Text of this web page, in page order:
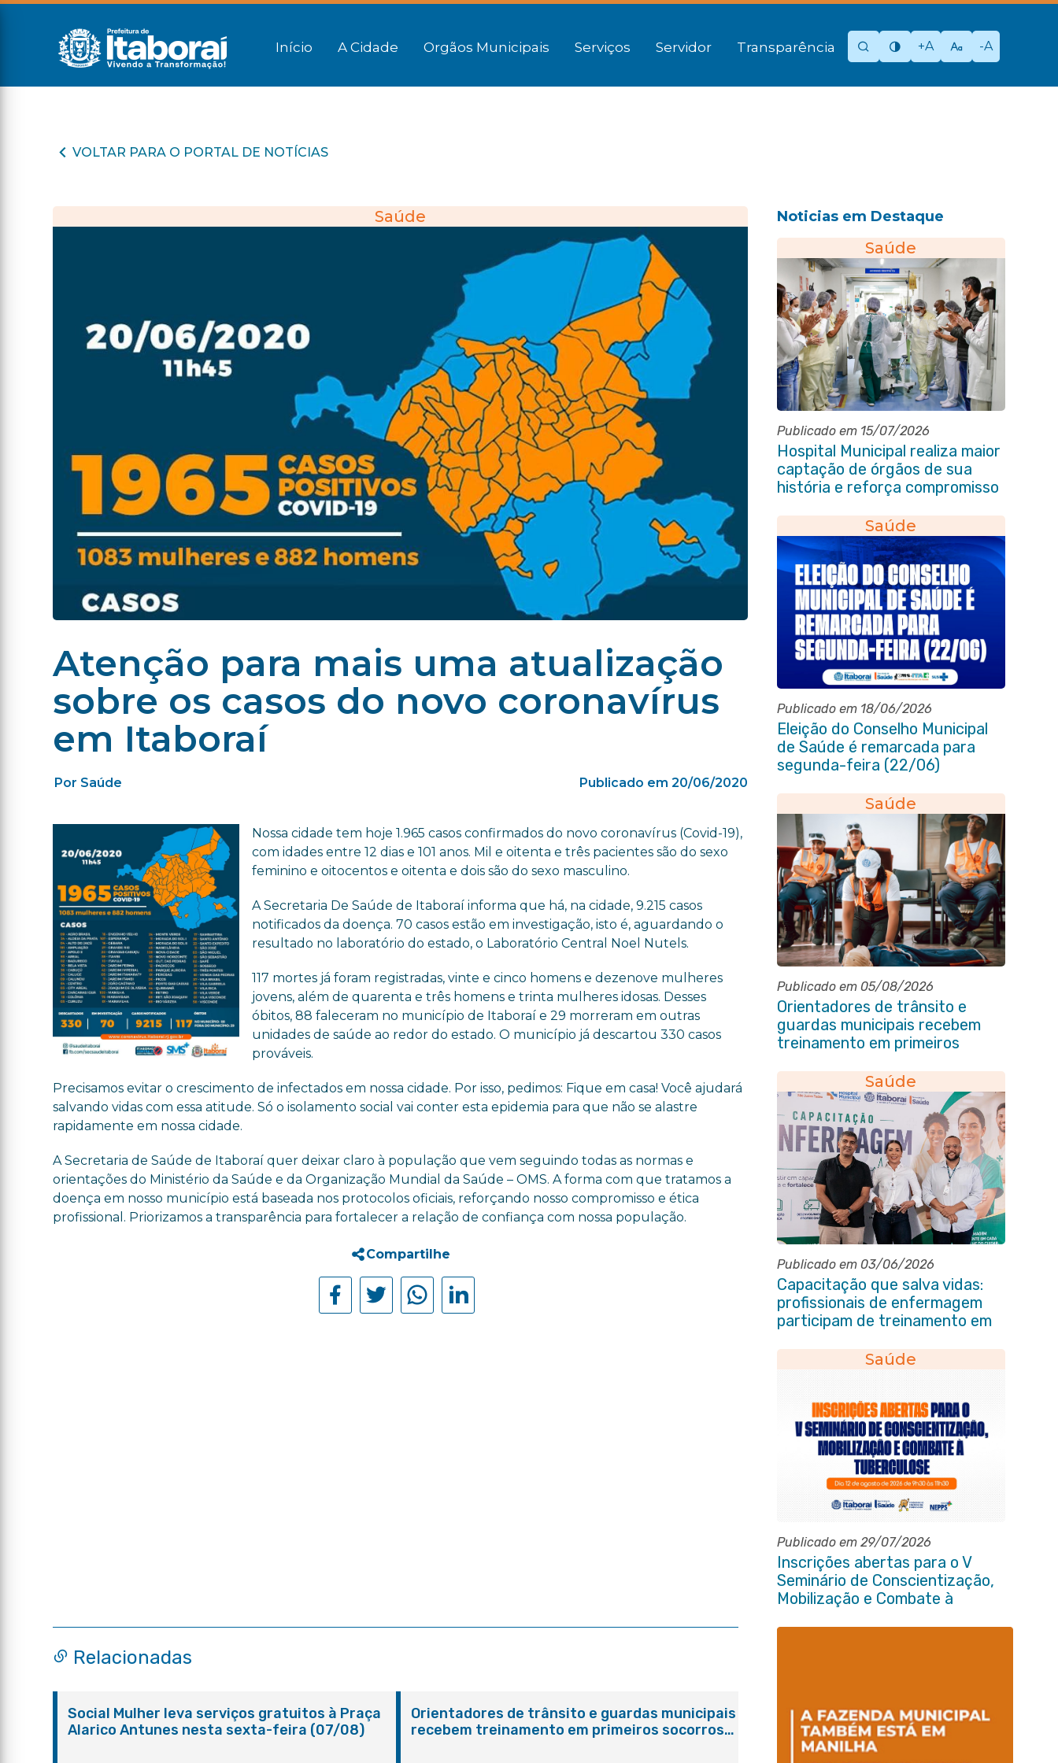
Início A Cidade Orgãos Municipais Serviços Servidor Transparência +A -A
VOLTAR PARA O PORTAL DE NOTÍCIAS
Saúde
Atenção para mais uma atualização
sobre os casos do novo coronavírus
em Itaboraí
Por Saúde Publicado em 20/06/2020
Nossa cidade tem hoje 1.965 casos confirmados do novo coronavírus (Covid-19),
com idades entre 12 dias e 101 anos. Mil e oitenta e três pacientes são do sexo
feminino e oitocentos e oitenta e dois são do sexo masculino.
A Secretaria De Saúde de Itaboraí informa que há, na cidade, 9.215 casos
notificados da doença. 70 casos estão em investigação, isto é, aguardando o
resultado no laboratório do estado, o Laboratório Central Noel Nutels.
117 mortes já foram registradas, vinte e cinco homens e dezenove mulheres
jovens, além de quarenta e três homens e trinta mulheres idosas. Desses
óbitos, 88 faleceram no município de Itaboraí e 29 morreram em outras
unidades de saúde ao redor do estado. O município já descartou 330 casos
prováveis.
Precisamos evitar o crescimento de infectados em nossa cidade. Por isso, pedimos: Fique em casa! Você ajudará
salvando vidas com essa atitude. Só o isolamento social vai conter esta epidemia para que não se alastre
rapidamente em nossa cidade.
A Secretaria de Saúde de Itaboraí quer deixar claro à população que vem seguindo todas as normas e
orientações do Ministério da Saúde e da Organização Mundial da Saúde – OMS. A forma com que tratamos a
doença em nosso município está baseada nos protocolos oficiais, reforçando nosso compromisso e ética
profissional. Priorizamos a transparência para fortalecer a relação de confiança com nossa população.
Compartilhe
Noticias em Destaque
Saúde
Publicado em 15/07/2026
Hospital Municipal realiza maior
captação de órgãos de sua
história e reforça compromisso
Saúde
Publicado em 18/06/2026
Eleição do Conselho Municipal
de Saúde é remarcada para
segunda-feira (22/06)
Saúde
Publicado em 05/08/2026
Orientadores de trânsito e
guardas municipais recebem
treinamento em primeiros
Saúde
Publicado em 03/06/2026
Capacitação que salva vidas:
profissionais de enfermagem
participam de treinamento em
Saúde
Publicado em 29/07/2026
Inscrições abertas para o V
Seminário de Conscientização,
Mobilização e Combate à
Relacionadas
Social Mulher leva serviços gratuitos à Praça
Alarico Antunes nesta sexta-feira (07/08)
Orientadores de trânsito e guardas municipais
recebem treinamento em primeiros socorros